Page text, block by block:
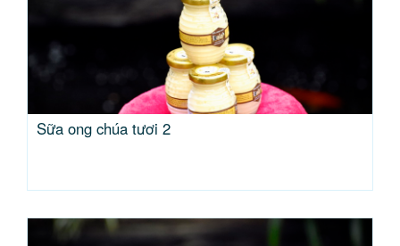
Sữa ong chúa tươi 2